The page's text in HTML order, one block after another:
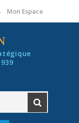
Mon Espace